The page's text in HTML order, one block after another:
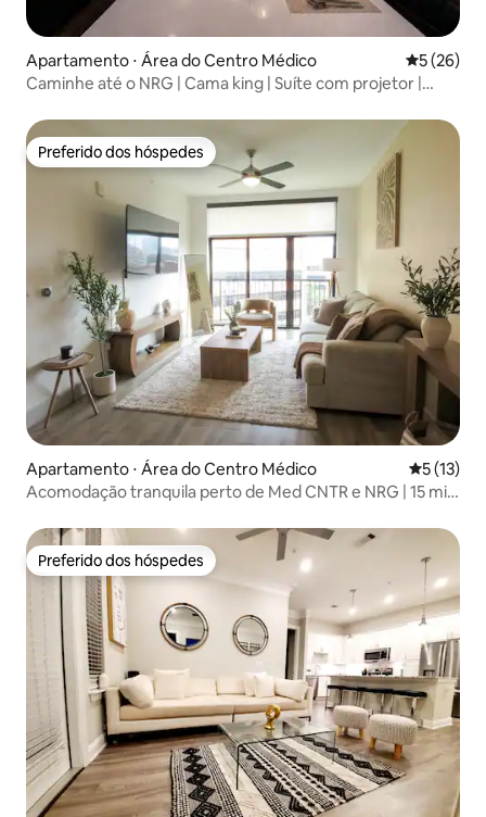
Apartamento ⋅ Área do Centro Médico 5 de uma
5 (26)
Caminhe até o NRG | Cama king | Suíte com projetor |
Preferido dos hóspedes
Preferido dos hóspedes
Apartamento ⋅ Área do Centro Médico 5 de uma
5 (13)
Acomodação tranquila perto de Med CNTR e NRG | 15 min
Preferido dos hóspedes
Preferido dos hóspedes